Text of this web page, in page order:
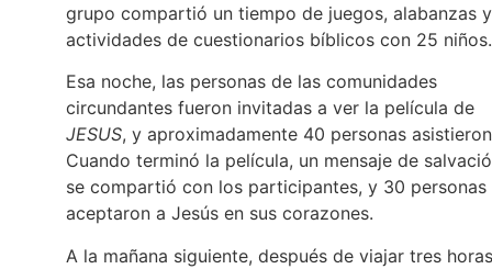
grupo compartió un tiempo de juegos, alabanzas y
actividades de cuestionarios bíblicos con 25 niños.
Esa noche, las personas de las comunidades
circundantes fueron invitadas a ver la película de
JESUS, y aproximadamente 40 personas
Cuando terminó la película, un mensaje de
se compartió con los participantes, y 30 personas
aceptaron a Jesús en sus corazones.
A la mañana siguiente, después de viajar tres horas